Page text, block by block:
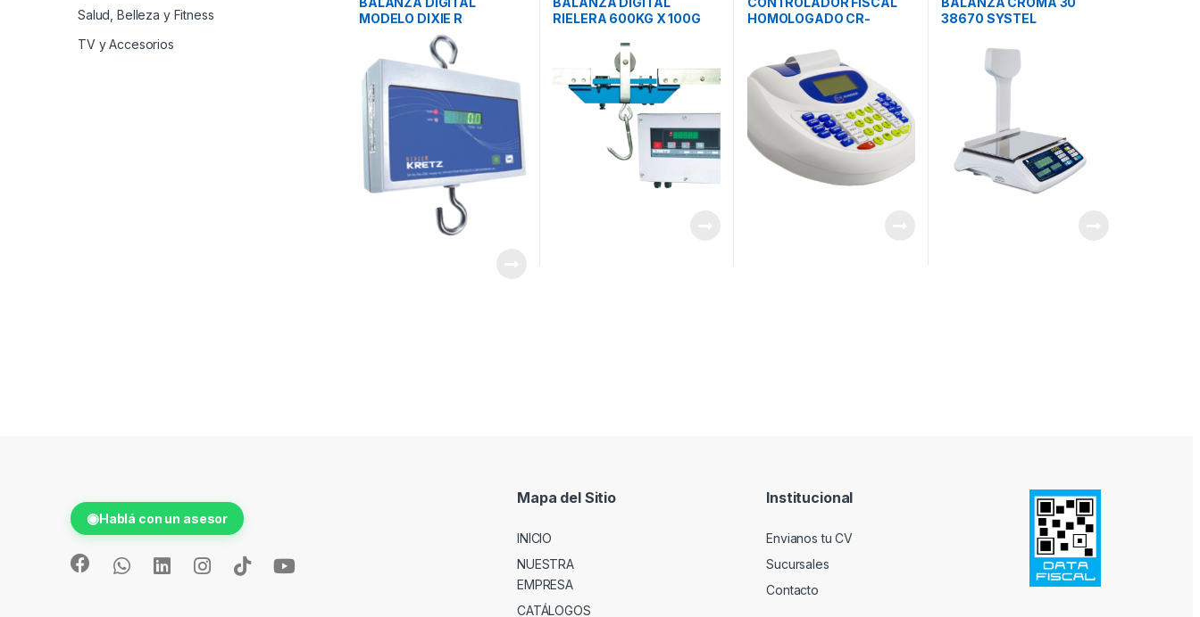
MODELO DIXIE R
RIELERA 600KG X 100G
HOMOLOGADO CR-
38670 SYSTEL
Salud, Belleza y Fitness
TV y Accesorios
◉Hablá con un asesor
Mapa del Sitio
INICIO
NUESTRA
EMPRESA
CATÁLOGOS
Institucional
Envianos tu CV
Sucursales
Contacto